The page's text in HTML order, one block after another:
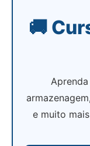
🚚
e muito